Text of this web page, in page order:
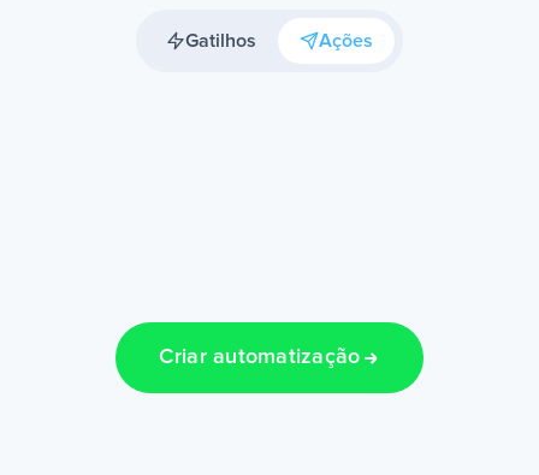
Gatilhos Ações
Criar automatização